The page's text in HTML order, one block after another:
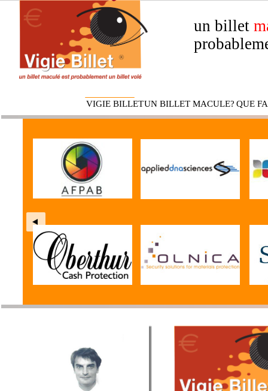
un billet
VIGIE BILLETUN BILLET MACULE? QUE